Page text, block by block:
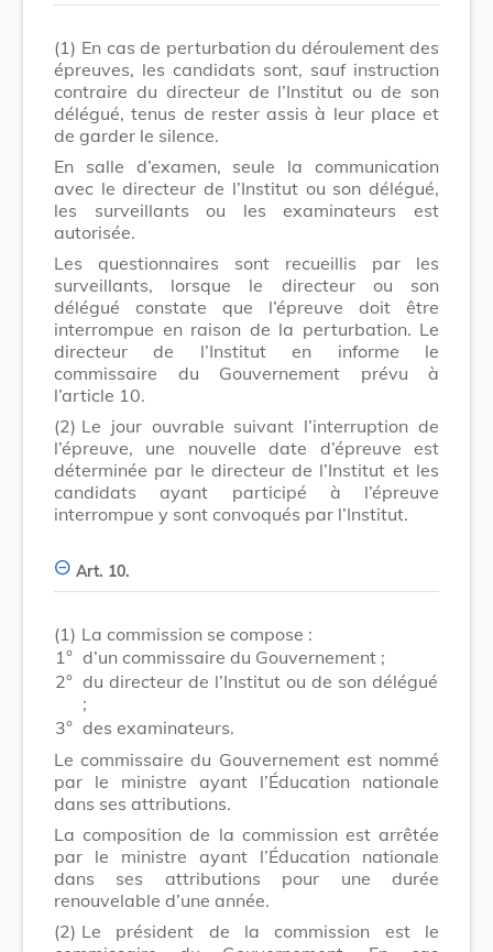
(1) En cas de perturbation du déroulement des
épreuves, les candidats sont, sauf instruction
contraire du directeur de l’Institut ou de son
délégué, tenus de rester assis à leur place et
de garder le silence.
En salle d’examen, seule la communication
avec le directeur de l’Institut ou son délégué,
les surveillants ou les examinateurs est
autorisée.
Les questionnaires sont recueillis par les
surveillants, lorsque le directeur ou son
délégué constate que l’épreuve doit être
interrompue en raison de la perturbation. Le
directeur de l’Institut en informe le
commissaire du Gouvernement prévu à
l’article 10.
(2) Le jour ouvrable suivant l’interruption de
l’épreuve, une nouvelle date d’épreuve est
déterminée par le directeur de l’Institut et les
candidats ayant participé à l’épreuve
interrompue y sont convoqués par l’Institut.
Art. 10.
(1) La commission se compose :
1° d’un commissaire du Gouvernement ;
2° du directeur de l’Institut ou de son délégué
;
3° des examinateurs.
Le commissaire du Gouvernement est nommé
par le ministre ayant l’Éducation nationale
dans ses attributions.
La composition de la commission est arrêtée
par le ministre ayant l’Éducation nationale
dans ses attributions pour une durée
renouvelable d’une année.
(2) Le président de la commission est le